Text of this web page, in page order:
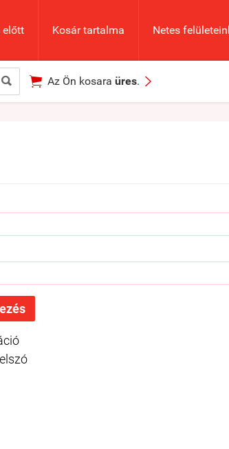
előtt Kosár tartalma Netes
  Az Ön kosara üres. 